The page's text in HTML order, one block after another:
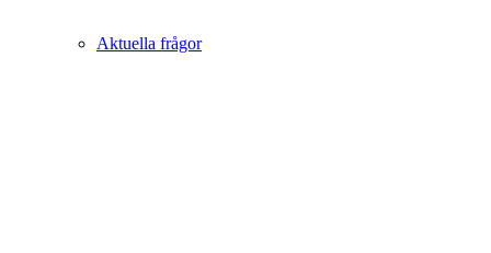
Aktuella frågor